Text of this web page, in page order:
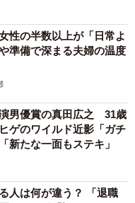
性の半数以上が「日常よ
準備で深まる夫婦の温度
男優賞の真田広之 31歳
ゲのワイルド近影「ガチ
新たな一面もステキ」
人は何が違う？ 「退職